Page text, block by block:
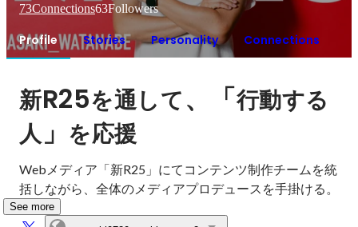
73Connections63Followers
Profile Stories Personality Connections
新R25を通して、「行動する
人」 を応援
Webメディア「新R25」にてコンテンツ制作チームを統
括しながら、全体のメディアプロデュースを手掛ける。
See more